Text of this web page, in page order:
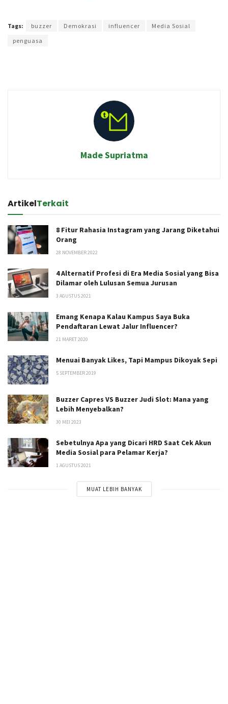
Tags: buzzer Demokrasi influencer
Media Sosial
penguasa
Made Supriatma
ArtikelTerkait
8 Fitur Rahasia Instagram yang Jarang Diketahui
Orang
28 NOVEMBER 2022
4 Alternatif Profesi di Era Media Sosial yang Bisa
Dilamar oleh Lulusan Semua Jurusan
3 AGUSTUS 2021
Emang Kenapa Kalau Kampus Saya Buka
Pendaftaran Lewat Jalur Influencer?
21 MARET 2020
Menuai Banyak Likes, Tapi Mampus Dikoyak Sepi
5 SEPTEMBER 2019
Buzzer Capres VS Buzzer Judi Slot: Mana yang
Lebih Menyebalkan?
30 MEI 2023
Sebetulnya Apa yang Dicari HRD Saat Cek Akun
Media Sosial para Pelamar Kerja?
1 AGUSTUS 2021
MUAT LEBIH BANYAK